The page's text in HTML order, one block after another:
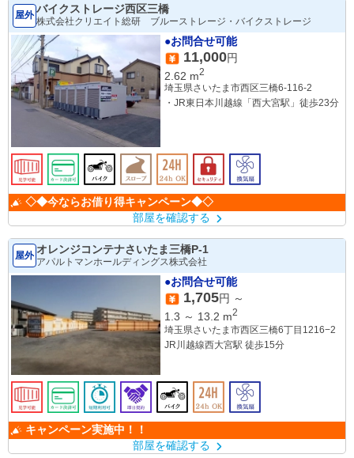
屋外 バイクストレージ西区三橋
株式会社クリエイト総研 ブルーストレージ・バイクストレージ
●お問合せ可能
11,000円
2.62 m2
埼玉県さいたま市西区三橋6-116-2
・JR東日本川越線「西大宮駅」徒歩23分
◇◆今ならお借り得キャンペーン◆◇
部屋を確認する
屋外 オレンジコンテナさいたま三橋P-1
アパルトマンホールディングス株式会社
●お問合せ可能
1,705円 ～
1.3 ～ 13.2 m2
埼玉県さいたま市西区三橋6丁目1216−2
JR川越線西大宮駅 徒歩15分
キャンペーン実施中！！
部屋を確認する